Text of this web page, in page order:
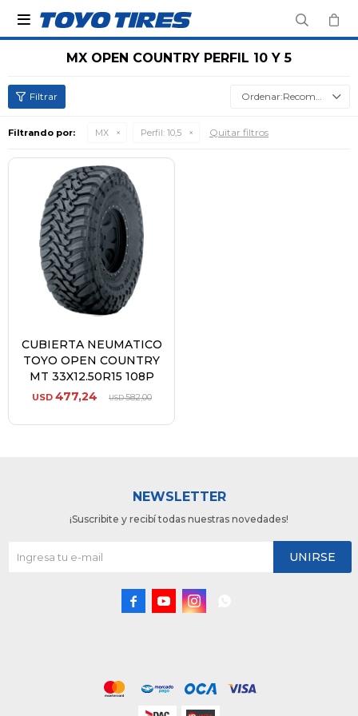

MX OPEN COUNTRY PERFIL 10 Y 5
Recomendados
Filtrando por: MX Perfil: 10,5 Quitar filtros
CUBIERTA NEUMATICO
TOYO OPEN COUNTRY
MT 33X12.50R15 108P
USD 477,24 USD582,00
NEWSLETTER
¡Suscribite y recibí todas nuestras novedades!
UNIRSE
  